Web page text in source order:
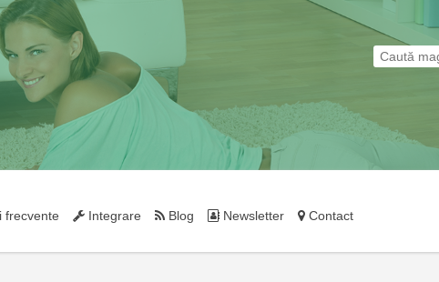
frecvente Integrare Blog Newsletter Contact